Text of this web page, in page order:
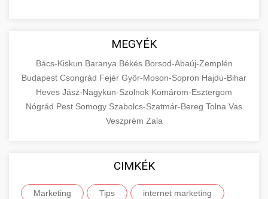
MEGYÉK
Bács-Kiskun Baranya Békés Borsod-Abaúj-Zemplén
Budapest Csongrád Fejér Győr-Moson-Sopron Hajdú-Bihar
Heves Jász-Nagykun-Szolnok Komárom-Esztergom
Nógrád Pest Somogy Szabolcs-Szatmár-Bereg Tolna Vas
Veszprém Zala
CIMKÉK
Marketing Tips internet marketing